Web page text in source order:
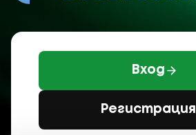
Вход
Регистрация